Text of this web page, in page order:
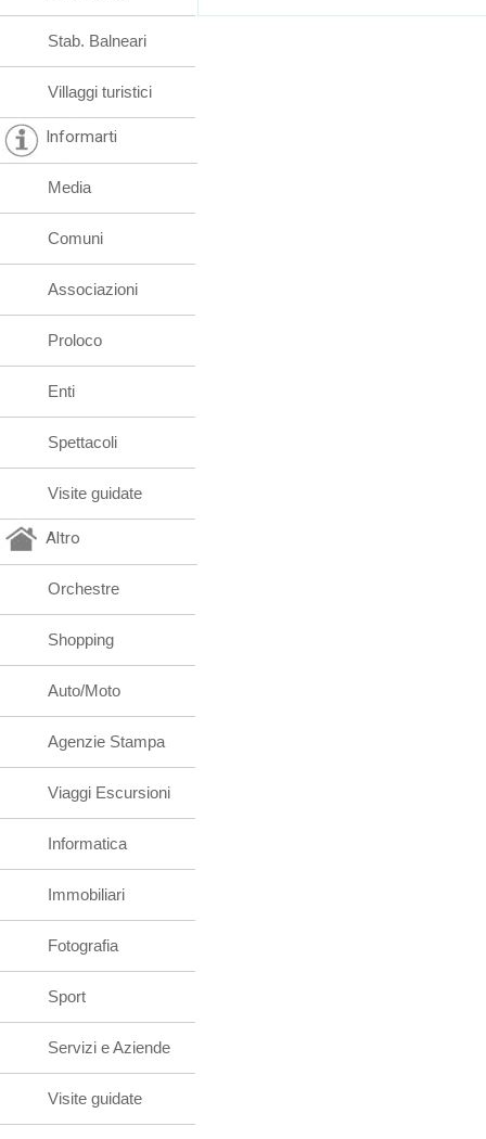
Stab. Balneari
Villaggi turistici
Informarti
Media
Comuni
Associazioni
Proloco
Enti
Spettacoli
Visite guidate
Altro
Orchestre
Shopping
Auto/Moto
Agenzie Stampa
Viaggi Escursioni
Informatica
Immobiliari
Fotografia
Sport
Servizi e Aziende
Visite guidate